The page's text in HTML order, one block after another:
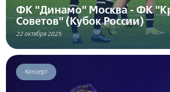
ФК "Динамо" Москва - ФК
Советов" (Кубок России)
22 октября 2025
Концерт